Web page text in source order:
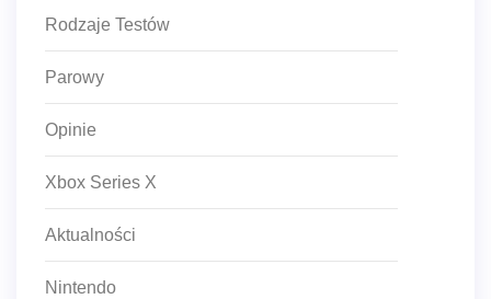
Rodzaje Testów
Parowy
Opinie
Xbox Series X
Aktualności
Nintendo